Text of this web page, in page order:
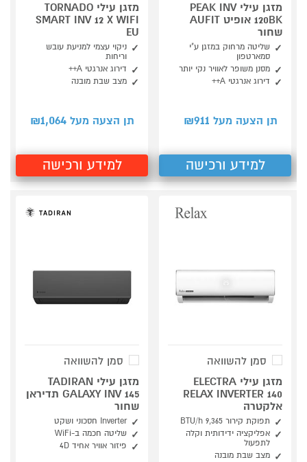
מזגן עילי PEAK INV
120BK אופיט AUFIT
שחור
שליטה מרחוק במזגן ע"י
סמארטפון
מסנן משופר לאוויר נקי יותר
דירוג אנרגטי A++
תן הצעה מעל ₪ 911
למידע ורכישה
מזגן עילי TORNADO
SMART INV 12 X WIFI
EU
ניקוי עצמי למניעת עובש
וריחות
דירוג אנרגטי A++
מצב שבת מובנה
תן הצעה מעל ₪ 1,064
למידע ורכישה
סמן להשוואה
מזגן עילי ELECTRA
RELAX INVERTER 140
אלקטרה
תפוקת קירור 9,365 BTU/h
אפליקציה ידידותית וקלה
לתפעול
מצב שבת מובנה
סמן להשוואה
מזגן עילי TADIRAN
GALAXY INV 145 תדיראן
שחור
Inverter חסכוני ושקט
שליטה חכמה ב-WiFi
פיזור אוויר אחיד 4D